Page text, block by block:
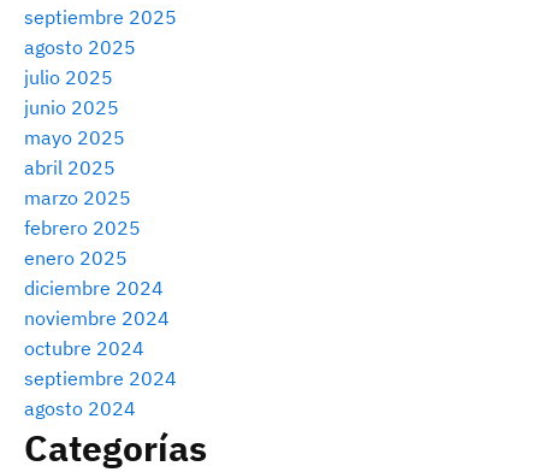
septiembre 2025
agosto 2025
julio 2025
junio 2025
mayo 2025
abril 2025
marzo 2025
febrero 2025
enero 2025
diciembre 2024
noviembre 2024
octubre 2024
septiembre 2024
agosto 2024
Categorías